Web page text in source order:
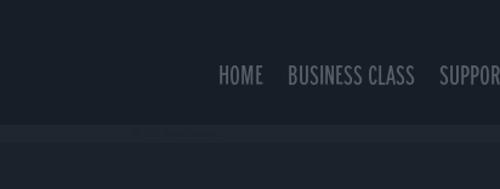
HOME BUSINESS CLASS